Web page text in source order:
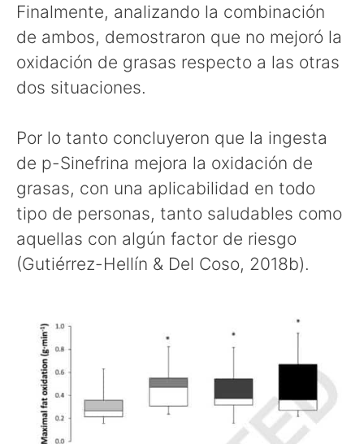
Finalmente, analizando la combinación
de ambos, demostraron que no mejoró la
oxidación de grasas respecto a las otras
dos situaciones.
Por lo tanto concluyeron que la ingesta
de p-Sinefrina mejora la oxidación de
grasas, con una aplicabilidad en todo
tipo de personas, tanto saludables como
aquellas con algún factor de riesgo
(Gutiérrez-Hellín & Del Coso, 2018b).